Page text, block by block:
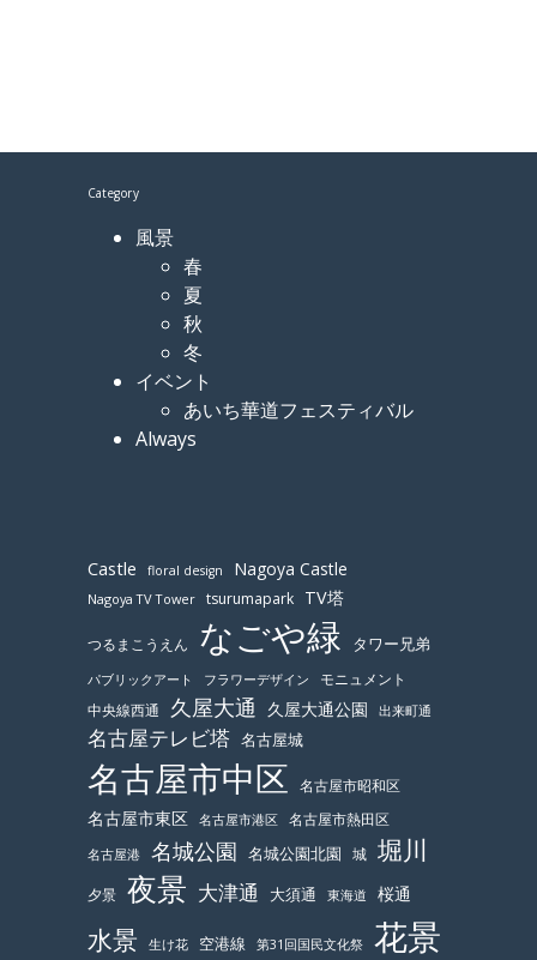
Category
風景
春
夏
秋
冬
イベント
あいち華道フェスティバル
Always
Castle floral design Nagoya Castle
Nagoya TV Tower tsurumapark TV塔
つるまこうえん なごや緑 タワー兄弟
パブリックアート フラワーデザイン
モニュメント
中央線西通
久屋大通 久屋大通公園 出来町通
名古屋テレビ塔 名古屋城
名古屋市中区 名古屋市昭和区
名古屋市東区 名古屋市港区 名古屋市熱田区
名古屋港 名城公園 名城公園北園 城 堀川
夕景 夜景 大津通 大須通 東海道 桜通
水景 生け花 空港線 第31回国民文化祭 花景